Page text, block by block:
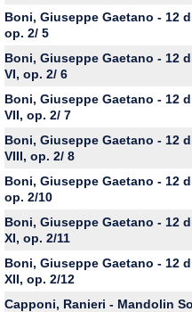
Boni, Giuseppe Gaetano - 12
op. 2/ 5
Boni, Giuseppe Gaetano - 12
VI, op. 2/ 6
Boni, Giuseppe Gaetano - 12
VII, op. 2/ 7
Boni, Giuseppe Gaetano - 12
VIII, op. 2/ 8
Boni, Giuseppe Gaetano - 12
op. 2/10
Boni, Giuseppe Gaetano - 12
XI, op. 2/11
Boni, Giuseppe Gaetano - 12
XII, op. 2/12
Capponi, Ranieri - Mandolin